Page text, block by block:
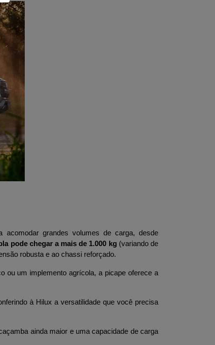
grandes volumes de carga, desde
pode chegar a mais de 1.000 kg (variando de
robusta e ao chassi reforçado.
ou um implemento agrícola, a picape oferece a
à Hilux a versatilidade que você precisa
ainda maior e uma capacidade de carga